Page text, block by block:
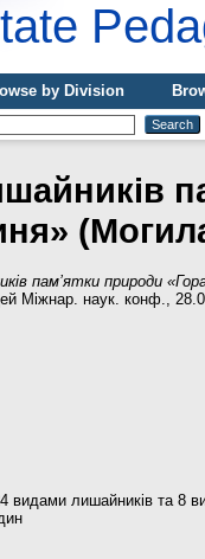
by Division
пам’ятки природи
Міжнар. наук. конф.,
видами лишайників та 8